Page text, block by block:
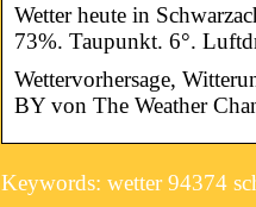
Wetter heute in
73%. Taupunkt. 6°.
Wettervorhersage,
BY von The Weather
Keywords: wetter 94374